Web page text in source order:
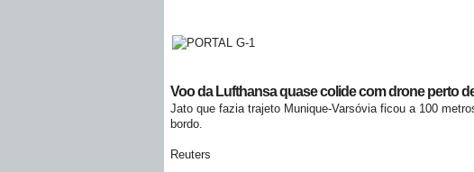
Voo da Lufthansa quase colide com drone perto
Jato que fazia trajeto Munique-Varsóvia ficou a 100
bordo.
Reuters